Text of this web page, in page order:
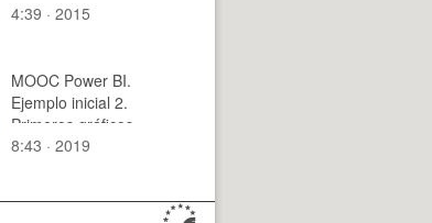
4:39 · 2015
MOOC Power BI.
Ejemplo inicial 2.
Primeros gráficos
8:43 · 2019